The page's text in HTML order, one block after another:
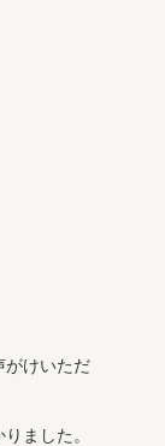
がけいただ
ました。